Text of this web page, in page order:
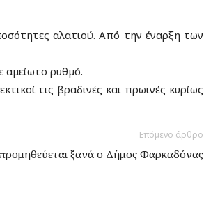
αλατιού. Από την έναρξη των
αμείωτο ρυθμό.
τις βραδινές και πρωινές κυρίως
Επόμενο άρθρο
ξανά ο Δήμος Φαρκαδόνας